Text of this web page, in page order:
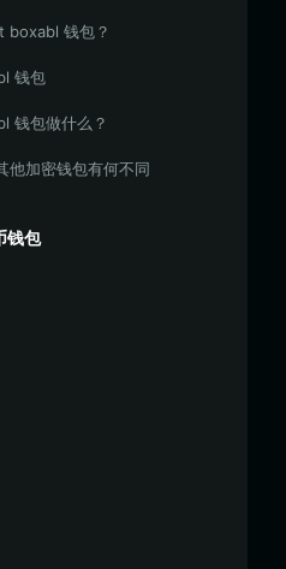
boxabl 钱包？
钱包
钱包做什么？
他加密钱包有何不同
钱包